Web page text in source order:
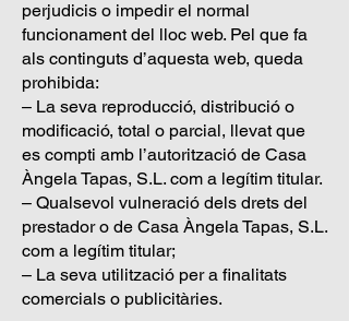
perjudicis o impedir el normal
funcionament del lloc web. Pel que fa
als continguts d’aquesta web, queda
prohibida:
– La seva reproducció, distribució o
modificació, total o parcial, llevat que
es compti amb l’autorització de Casa
Àngela Tapas, S.L. com a legítim titular.
– Qualsevol vulneració dels drets del
prestador o de Casa Àngela Tapas, S.L.
com a legítim titular;
– La seva utilització per a finalitats
comercials o publicitàries.